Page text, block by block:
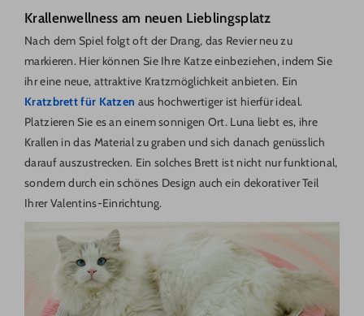
Krallenwellness am neuen Lieblingsplatz
Nach dem Spiel folgt oft der Drang, das Revier neu zu
markieren. Hier können Sie Ihre Katze einbeziehen, indem Sie
ihr eine neue, attraktive Kratzmöglichkeit anbieten. Ein
Kratzbrett für Katzen aus hochwertiger ist hierfür ideal.
Platzieren Sie es an einem sonnigen Ort. Luna liebt es, ihre
Krallen in das Material zu graben und sich danach genüsslich
darauf auszustrecken. Ein solches Brett ist nicht nur funktional,
sondern durch ein schönes Design auch ein dekorativer Teil
Ihrer Valentins-Einrichtung.